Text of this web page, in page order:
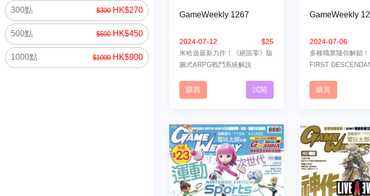
300點 $300 HK$270
500點 $500 HK$450
1000點 $1000 HK$900
GameWeekly 1267
2024-07-12 $25
米哈遊最新力作！《絕區零》版
圖式ARPG戰鬥系統解說
購買 試閱
GameWeekly
2024-07-06
多種職業隨你解鎖
FIRST
購買